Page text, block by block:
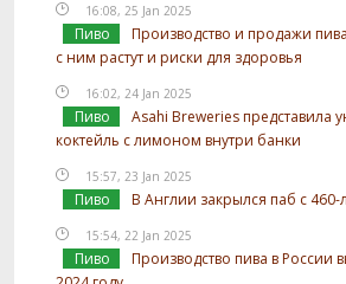
16:08, 25 Jan 2025
Пиво
Производство и продажи
с ним растут и риски для здоровья
16:02, 24 Jan 2025
Пиво
Asahi Breweries представила
коктейль с лимоном внутри банки
15:57, 23 Jan 2025
Пиво В Англии закрылся паб с
15:54, 22 Jan 2025
Пиво
Производство пива в России